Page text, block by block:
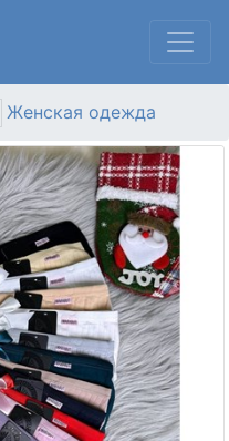
Женская одежда